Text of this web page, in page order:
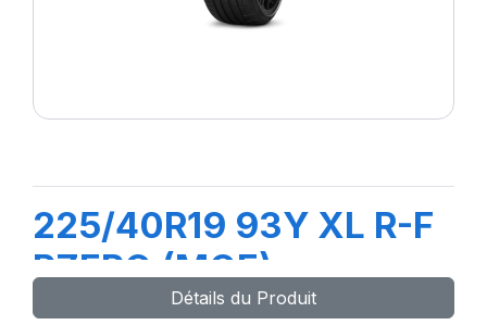
225/40R19 93Y XL R-F
PZERO (MOE)
Détails du Produit